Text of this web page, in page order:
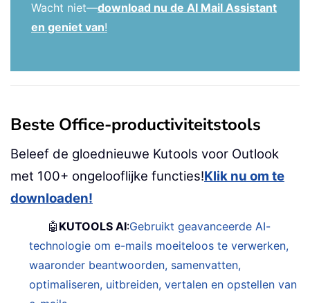
Wacht niet—download nu de AI Mail Assistant
en geniet van!
Beste Office-productiviteitstools
Beleef de gloednieuwe Kutools voor Outlook
met 100+ ongelooflijke functies!Klik nu om te
downloaden!
🤖 KUTOOLS AI:Gebruikt geavanceerde AI-
technologie om e-mails moeiteloos te verwerken,
waaronder beantwoorden, samenvatten,
optimaliseren, uitbreiden, vertalen en opstellen van